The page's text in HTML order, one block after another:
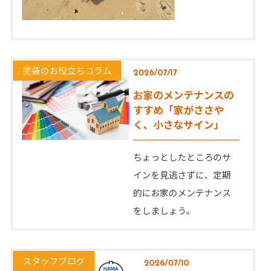
塗装のお役立ちコラム 2026/07/17
お家のメンテナンスの
すすめ「家がささや
く、小さなサイン」
ちょっとしたところのサ
インを見逃さずに、定期
的にお家のメンテナンス
をしましょう。
スタッフブログ 2026/07/10